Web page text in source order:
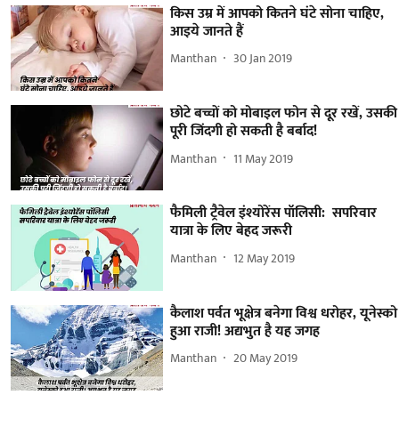
किस उम्र में आपको कितने घंटे सोना चाहिए,
आइये जानते हैं
Manthan 30 Jan 2019
छोटे बच्चों को मोबाइल फोन से दूर रखें, उसकी
पूरी जिंदगी हो सकती है बर्बाद!
Manthan 11 May 2019
फैमिली ट्रैवेल इंश्योरेंस पॉलिसी: सपरिवार
यात्रा के लिए बेहद जरूरी
Manthan 12 May 2019
कैलाश पर्वत भूक्षेत्र बनेगा विश्व धरोहर, यूनेस्को
हुआ राजी! अद्यभुत है यह जगह
Manthan 20 May 2019